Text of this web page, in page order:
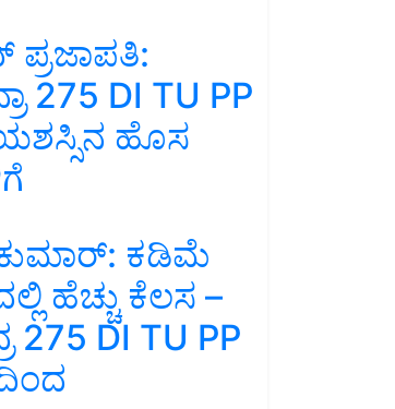
ಪ್ರಜಾಪತಿ:
275 DI TU PP
ಹೊಸ
ಕಡಿಮೆ
ಹೆಚ್ಚು ಕೆಲಸ –
275 DI TU PP